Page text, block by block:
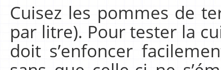
Cuisez les pommes de
par litre). Pour tester la
doit s’enfoncer